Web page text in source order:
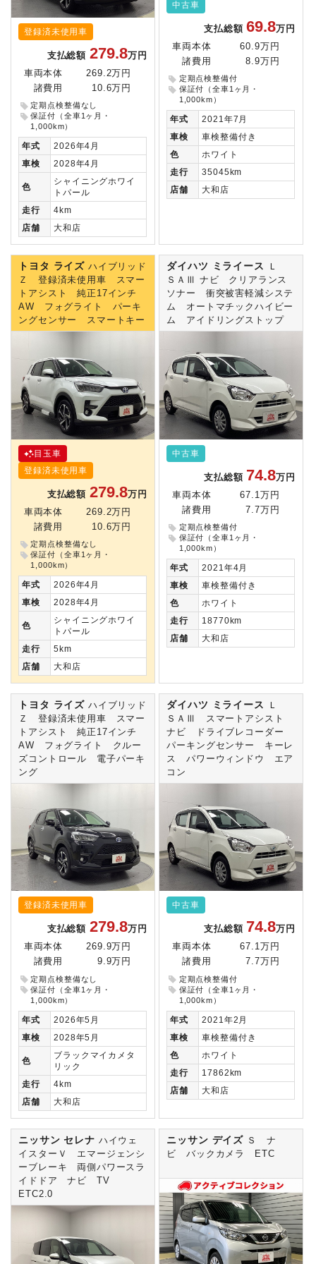
登録済未使用車
支払総額 279.8万円
車両本体
269.2万円
諸費用
10.6万円
定期点検整備なし
保証付（全車1ヶ月・
1,000km）
年式
2026年4月
車検
2028年4月
色
シャイニングホワイ
トパール
走行
4km
店舗
大和店
中古車
支払総額69.8万円
車両本体
60.9万円
諸費用
8.9万円
定期点検整備付
保証付（全車1ヶ月・
1,000km）
年式
2021年7月
車検
車検整備付き
色
ホワイト
走行
35045km
店舗
大和店
トヨタ ライズ ハイブリッド
Ｚ 登録済未使用車 スマー
トアシスト 純正17インチ
AW フォグライト パーキ
ングセンサー スマートキー
目玉車
登録済未使用車
支払総額 279.8万円
車両本体
269.2万円
諸費用
10.6万円
定期点検整備なし
保証付（全車1ヶ月・
1,000km）
年式
2026年4月
車検
2028年4月
色
シャイニングホワイ
トパール
走行
5km
店舗
大和店
ダイハツ ミライース
Ｌ
ＳＡⅢ ナビ クリアランス
ソナー 衝突被害軽減システ
ム オートマチックハイビー
ム アイドリングストップ
中古車
支払総額 74.8万円
車両本体
67.1万円
諸費用
7.7万円
定期点検整備付
保証付（全車1ヶ月・
1,000km）
年式
2021年4月
車検
車検整備付き
色
ホワイト
走行
18770km
店舗
大和店
トヨタ ライズ ハイブリッド
Ｚ 登録済未使用車 スマー
トアシスト 純正17インチ
AW フォグライト クルー
ズコントロール 電子パーキ
ング
登録済未使用車
支払総額 279.8万円
車両本体
269.9万円
諸費用
9.9万円
定期点検整備なし
保証付（全車1ヶ月・
1,000km）
年式
2026年5月
車検
2028年5月
色
ブラックマイカメタ
リック
走行
4km
店舗
大和店
ダイハツ ミライース
Ｌ
ＳＡⅢ スマートアシスト
ナビ ドライブレコーダー
パーキングセンサー キーレ
ス パワーウィンドウ エア
コン
中古車
支払総額 74.8万円
車両本体
67.1万円
諸費用
7.7万円
定期点検整備付
保証付（全車1ヶ月・
1,000km）
年式
2021年2月
車検
車検整備付き
色
ホワイト
走行
17862km
店舗
大和店
ニッサン セレナ ハイウェ
イスターＶ エマージェンシ
ーブレーキ 両側パワースラ
イドドア ナビ TV
ETC2.0
ニッサン デイズ Ｓ ナ
ビ バックカメラ ETC